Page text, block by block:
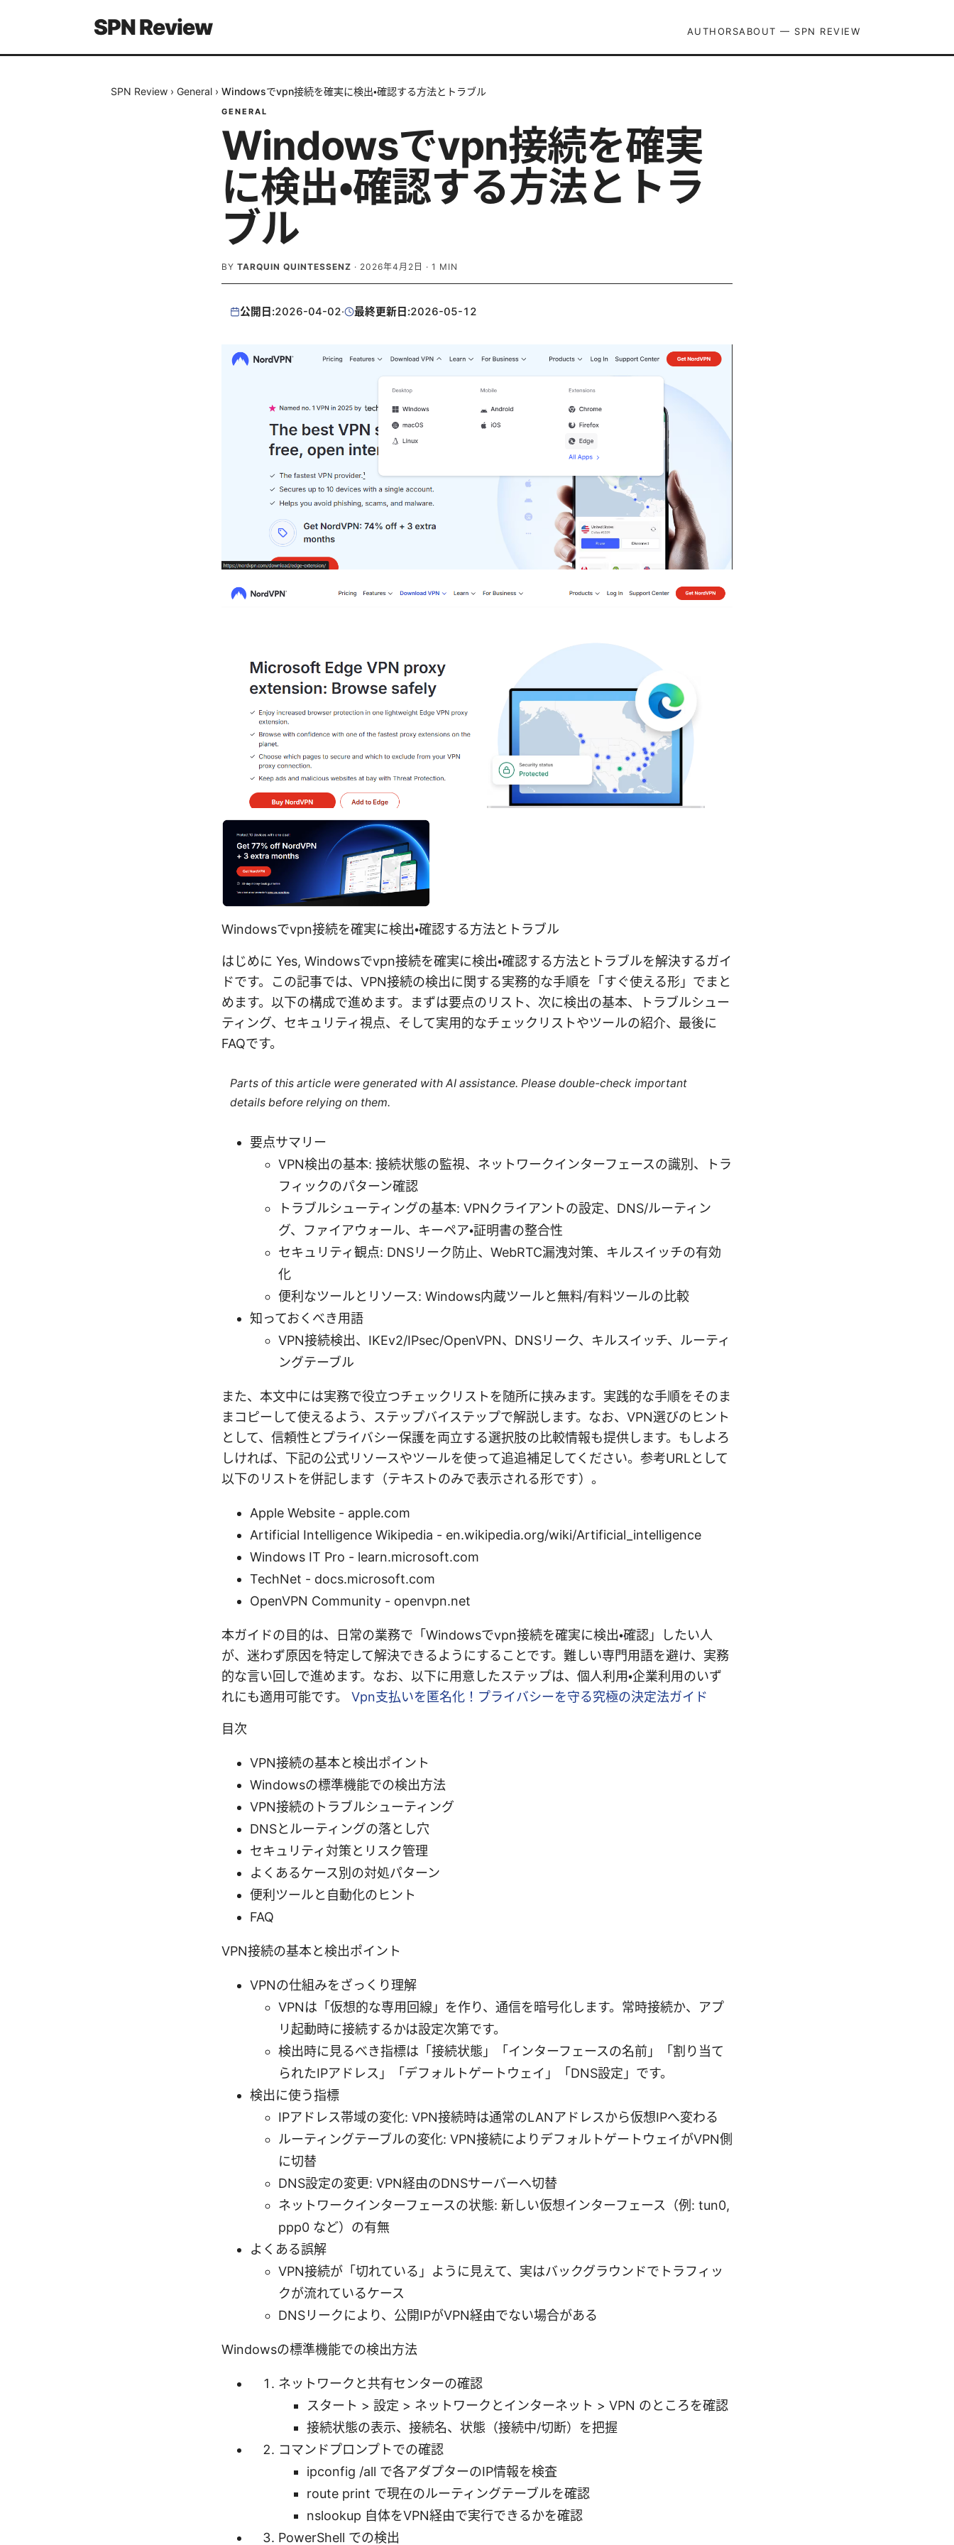
SPN Review AUTHORSABOUT — SPN REVIEW
SPN Review › General › Windowsでvpn接続を確実に検出・確認する方法とトラブル
GENERAL
Windowsでvpn接続を確実
に検出・確認する方法とトラ
ブル
BY TARQUIN QUINTESSENZ · 2026年4月2日 · 1 MIN
公開日:2026-04-02· 最終更新日:2026-05-12
Windowsでvpn接続を確実に検出・確認する方法とトラブル
はじめに Yes, Windowsでvpn接続を確実に検出・確認する方法とトラブルを解決するガイ
ドです。この記事では、VPN接続の検出に関する実務的な手順を「すぐ使える形」でまと
めます。以下の構成で進めます。まずは要点のリスト、次に検出の基本、トラブルシュー
ティング、セキュリティ視点、そして実用的なチェックリストやツールの紹介、最後に
FAQです。
Parts of this article were generated with AI assistance. Please double-check important
details before relying on them.
要点サマリー
VPN検出の基本: 接続状態の監視、ネットワークインターフェースの識別、トラ
フィックのパターン確認
トラブルシューティングの基本: VPNクライアントの設定、DNS/ルーティン
グ、ファイアウォール、キーペア・証明書の整合性
セキュリティ観点: DNSリーク防止、WebRTC漏洩対策、キルスイッチの有効
化
便利なツールとリソース: Windows内蔵ツールと無料/有料ツールの比較
知っておくべき用語
VPN接続検出、IKEv2/IPsec/OpenVPN、DNSリーク、キルスイッチ、ルーティ
ングテーブル
また、本文中には実務で役立つチェックリストを随所に挟みます。実践的な手順をそのま
まコピーして使えるよう、ステップバイステップで解説します。なお、VPN選びのヒント
として、信頼性とプライバシー保護を両立する選択肢の比較情報も提供します。もしよろ
しければ、下記の公式リソースやツールを使って追追補足してください。参考URLとして
以下のリストを併記します（テキストのみで表示される形です）。
Apple Website - apple.com
Artificial Intelligence Wikipedia - en.wikipedia.org/wiki/Artificial_intelligence
Windows IT Pro - learn.microsoft.com
TechNet - docs.microsoft.com
OpenVPN Community - openvpn.net
本ガイドの目的は、日常の業務で「Windowsでvpn接続を確実に検出・確認」したい人
が、迷わず原因を特定して解決できるようにすることです。難しい専門用語を避け、実務
的な言い回しで進めます。なお、以下に用意したステップは、個人利用・企業利用のいず
れにも適用可能です。 Vpn支払いを匿名化！プライバシーを守る究極の決定法ガイド
目次
VPN接続の基本と検出ポイント
Windowsの標準機能での検出方法
VPN接続のトラブルシューティング
DNSとルーティングの落とし穴
セキュリティ対策とリスク管理
よくあるケース別の対処パターン
便利ツールと自動化のヒント
FAQ
VPN接続の基本と検出ポイント
VPNの仕組みをざっくり理解
VPNは「仮想的な専用回線」を作り、通信を暗号化します。常時接続か、アプ
リ起動時に接続するかは設定次第です。
検出時に見るべき指標は「接続状態」「インターフェースの名前」「割り当て
られたIPアドレス」「デフォルトゲートウェイ」「DNS設定」です。
検出に使う指標
IPアドレス帯域の変化: VPN接続時は通常のLANアドレスから仮想IPへ変わる
ルーティングテーブルの変化: VPN接続によりデフォルトゲートウェイがVPN側
に切替
DNS設定の変更: VPN経由のDNSサーバーへ切替
ネットワークインターフェースの状態: 新しい仮想インターフェース（例: tun0,
ppp0 など）の有無
よくある誤解
VPN接続が「切れている」ように見えて、実はバックグラウンドでトラフィッ
クが流れているケース
DNSリークにより、公開IPがVPN経由でない場合がある
Windowsの標準機能での検出方法
ネットワークと共有センターの確認
スタート > 設定 > ネットワークとインターネット > VPN のところを確認
接続状態の表示、接続名、状態（接続中/切断）を把握
コマンドプロンプトでの確認
ipconfig /all で各アダプターのIP情報を検査
route print で現在のルーティングテーブルを確認
nslookup 自体をVPN経由で実行できるかを確認
PowerShell での検出